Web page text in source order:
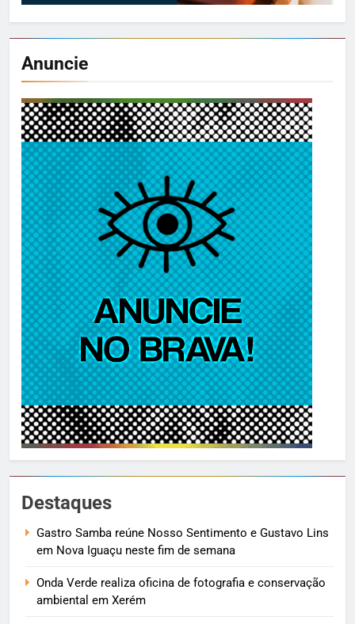
Anuncie
Destaques
Gastro Samba reúne Nosso Sentimento e Gustavo Lins
em Nova Iguaçu neste fim de semana
Onda Verde realiza oficina de fotografia e conservação
ambiental em Xerém